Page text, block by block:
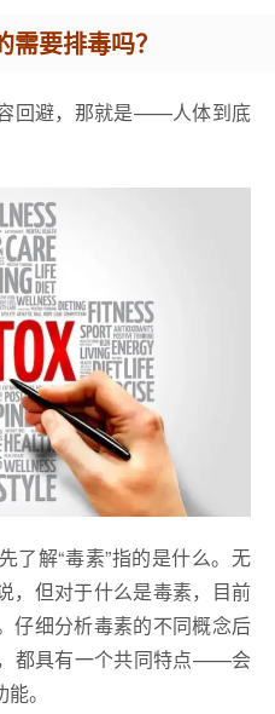
要排毒吗？
回避，那就是——人体到底
了解“毒素”指的是什么。无
，但对于什么是毒素，目前
仔细分析毒素的不同概念后
都具有一个共同特点——会
。